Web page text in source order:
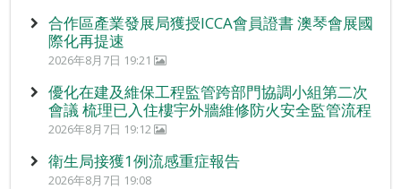
合作區產業發展局獲授ICCA會員證書 澳琴會展國
際化再提速
2026年8月7日 19:21
優化在建及維保工程監管跨部門協調小組第二次
會議 梳理已入住樓宇外牆維修防火安全監管流程
2026年8月7日 19:12
衛生局接獲1例流感重症報告
2026年8月7日 19:08